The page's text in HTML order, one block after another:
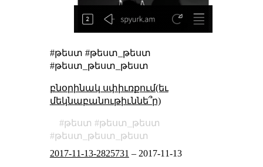
#թեստ #թեստ_թեստ
#թեստ_թեստ_թեստ
բնօրինակ սփիւռքում(եւ
մեկնաբանութիւննե՞ր)
թեստ
թեստ_թեստ
թեստ_թեստ_թեստ
2017-11-13-2825731 – 2017-11-13